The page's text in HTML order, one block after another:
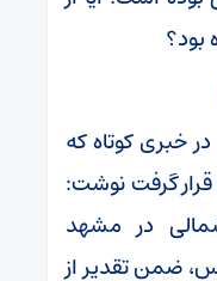
خبری کوتاه که
گرفت نوشت:
شمالی در مشهد
ضمن تقدیر از